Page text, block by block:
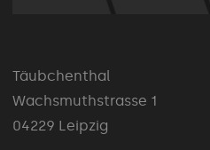
Täubchenthal
Wachsmuthstrasse 1
04229 Leipzig